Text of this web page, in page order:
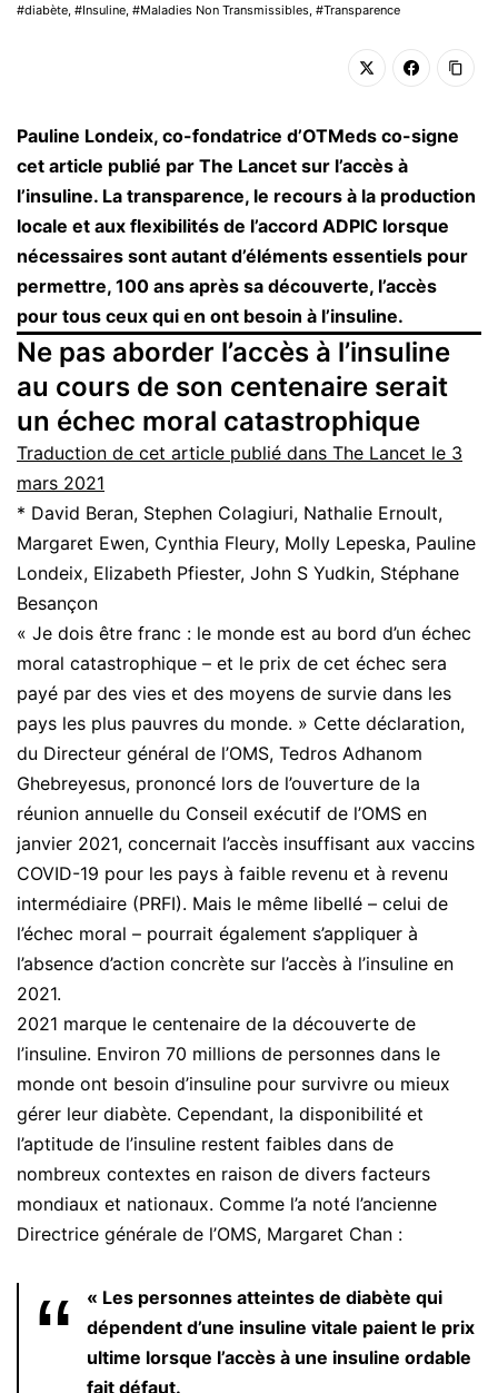
diabète
Insuline Maladies Non Transmissibles Transparence
Pauline Londeix, co-fondatrice d’OTMeds co-signe
cet article publié par The Lancet sur l’accès à
l’insuline. La transparence, le recours à la production
locale et aux flexibilités de l’accord ADPIC lorsque
nécessaires sont autant d’éléments essentiels pour
permettre, 100 ans après sa découverte, l’accès
pour tous ceux qui en ont besoin à l’insuline.
Ne pas aborder l’accès à l’insuline
au cours de son centenaire serait
un échec moral catastrophique
Traduction de cet article publié dans The Lancet le 3
mars 2021
* David Beran, Stephen Colagiuri, Nathalie Ernoult,
Margaret Ewen, Cynthia Fleury, Molly Lepeska, Pauline
Londeix, Elizabeth Pfiester, John S Yudkin, Stéphane
Besançon
« Je dois être franc : le monde est au bord d’un échec
moral catastrophique – et le prix de cet échec sera
payé par des vies et des moyens de survie dans les
pays les plus pauvres du monde. » Cette déclaration,
du Directeur général de l’OMS, Tedros Adhanom
Ghebreyesus, prononcé lors de l’ouverture de la
réunion annuelle du Conseil exécutif de l’OMS en
janvier 2021, concernait l’accès insuffisant aux vaccins
COVID-19 pour les pays à faible revenu et à revenu
intermédiaire (PRFI). Mais le même libellé – celui de
l’échec moral – pourrait également s’appliquer à
l’absence d’action concrète sur l’accès à l’insuline en
2021.
2021 marque le centenaire de la découverte de
l’insuline. Environ 70 millions de personnes dans le
monde ont besoin d’insuline pour survivre ou mieux
gérer leur diabète. Cependant, la disponibilité et
l’aptitude de l’insuline restent faibles dans de
nombreux contextes en raison de divers facteurs
mondiaux et nationaux. Comme l’a noté l’ancienne
Directrice générale de l’OMS, Margaret Chan :
« Les personnes atteintes de diabète qui
dépendent d’une insuline vitale paient le prix
ultime lorsque l’accès à une insuline ordable
fait défaut.